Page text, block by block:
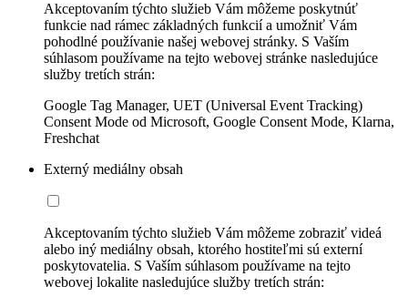
Akceptovaním týchto služieb Vám môžeme poskytnúť
funkcie nad rámec základných funkcií a umožniť Vám
pohodlné používanie našej webovej stránky. S Vaším
súhlasom používame na tejto webovej stránke nasledujúce
služby tretích strán:
Google Tag Manager, UET (Universal Event Tracking)
Consent Mode od Microsoft, Google Consent Mode, Klarna,
Freshchat
Externý mediálny obsah
Akceptovaním týchto služieb Vám môžeme zobraziť videá
alebo iný mediálny obsah, ktorého hostiteľmi sú externí
poskytovatelia. S Vaším súhlasom používame na tejto
webovej lokalite nasledujúce služby tretích strán: